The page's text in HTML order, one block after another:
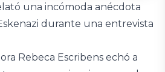
una incómoda anécdota
durante una entrevista
Rebeca Escribens echó a